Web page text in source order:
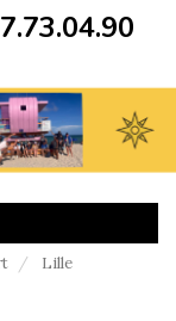
Lille